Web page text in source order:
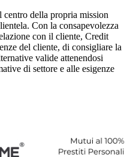
della propria mission
Con la consapevolezza
con il cliente, Credit
del cliente, di consigliare la
valide attenendosi
di settore e alle esigenze